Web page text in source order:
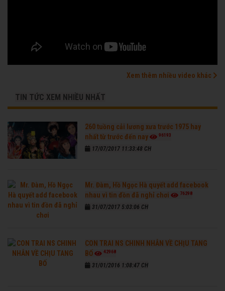
Xem thêm nhiều video khác
TIN TỨC XEM NHIỀU NHẤT
260 tuồng cải lương xưa trước 1975 hay
nhất từ trước đến nay
96193
17/07/2017 11:33:48 CH
Mr. Đàm, Hồ Ngọc Hà quyết add facebook
nhau vì tin đồn đã nghỉ chơi
76298
31/07/2017 5:03:06 CH
CON TRAI NS CHINH NHẪN VỀ CHỊU TANG
BỐ
42968
31/01/2016 1:08:47 CH